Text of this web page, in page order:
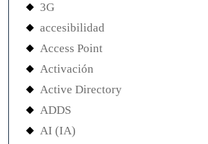
3G
accesibilidad
Access Point
Activación
Active Directory
ADDS
AI (IA)